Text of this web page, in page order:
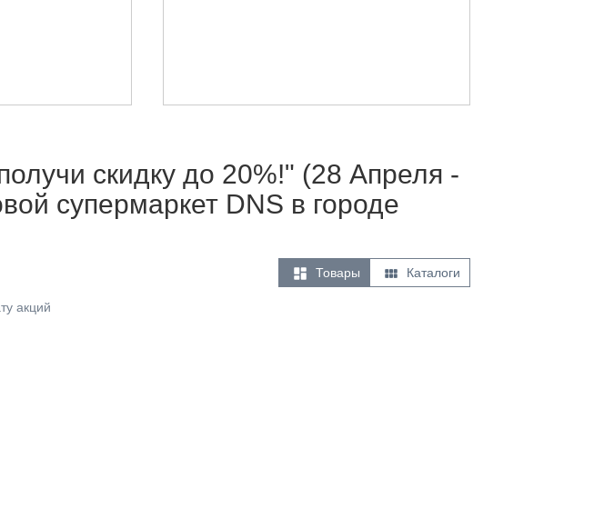
скидку до 20%!" (28 Апреля -
супермаркет DNS в городе
 Товары  Каталоги
акций